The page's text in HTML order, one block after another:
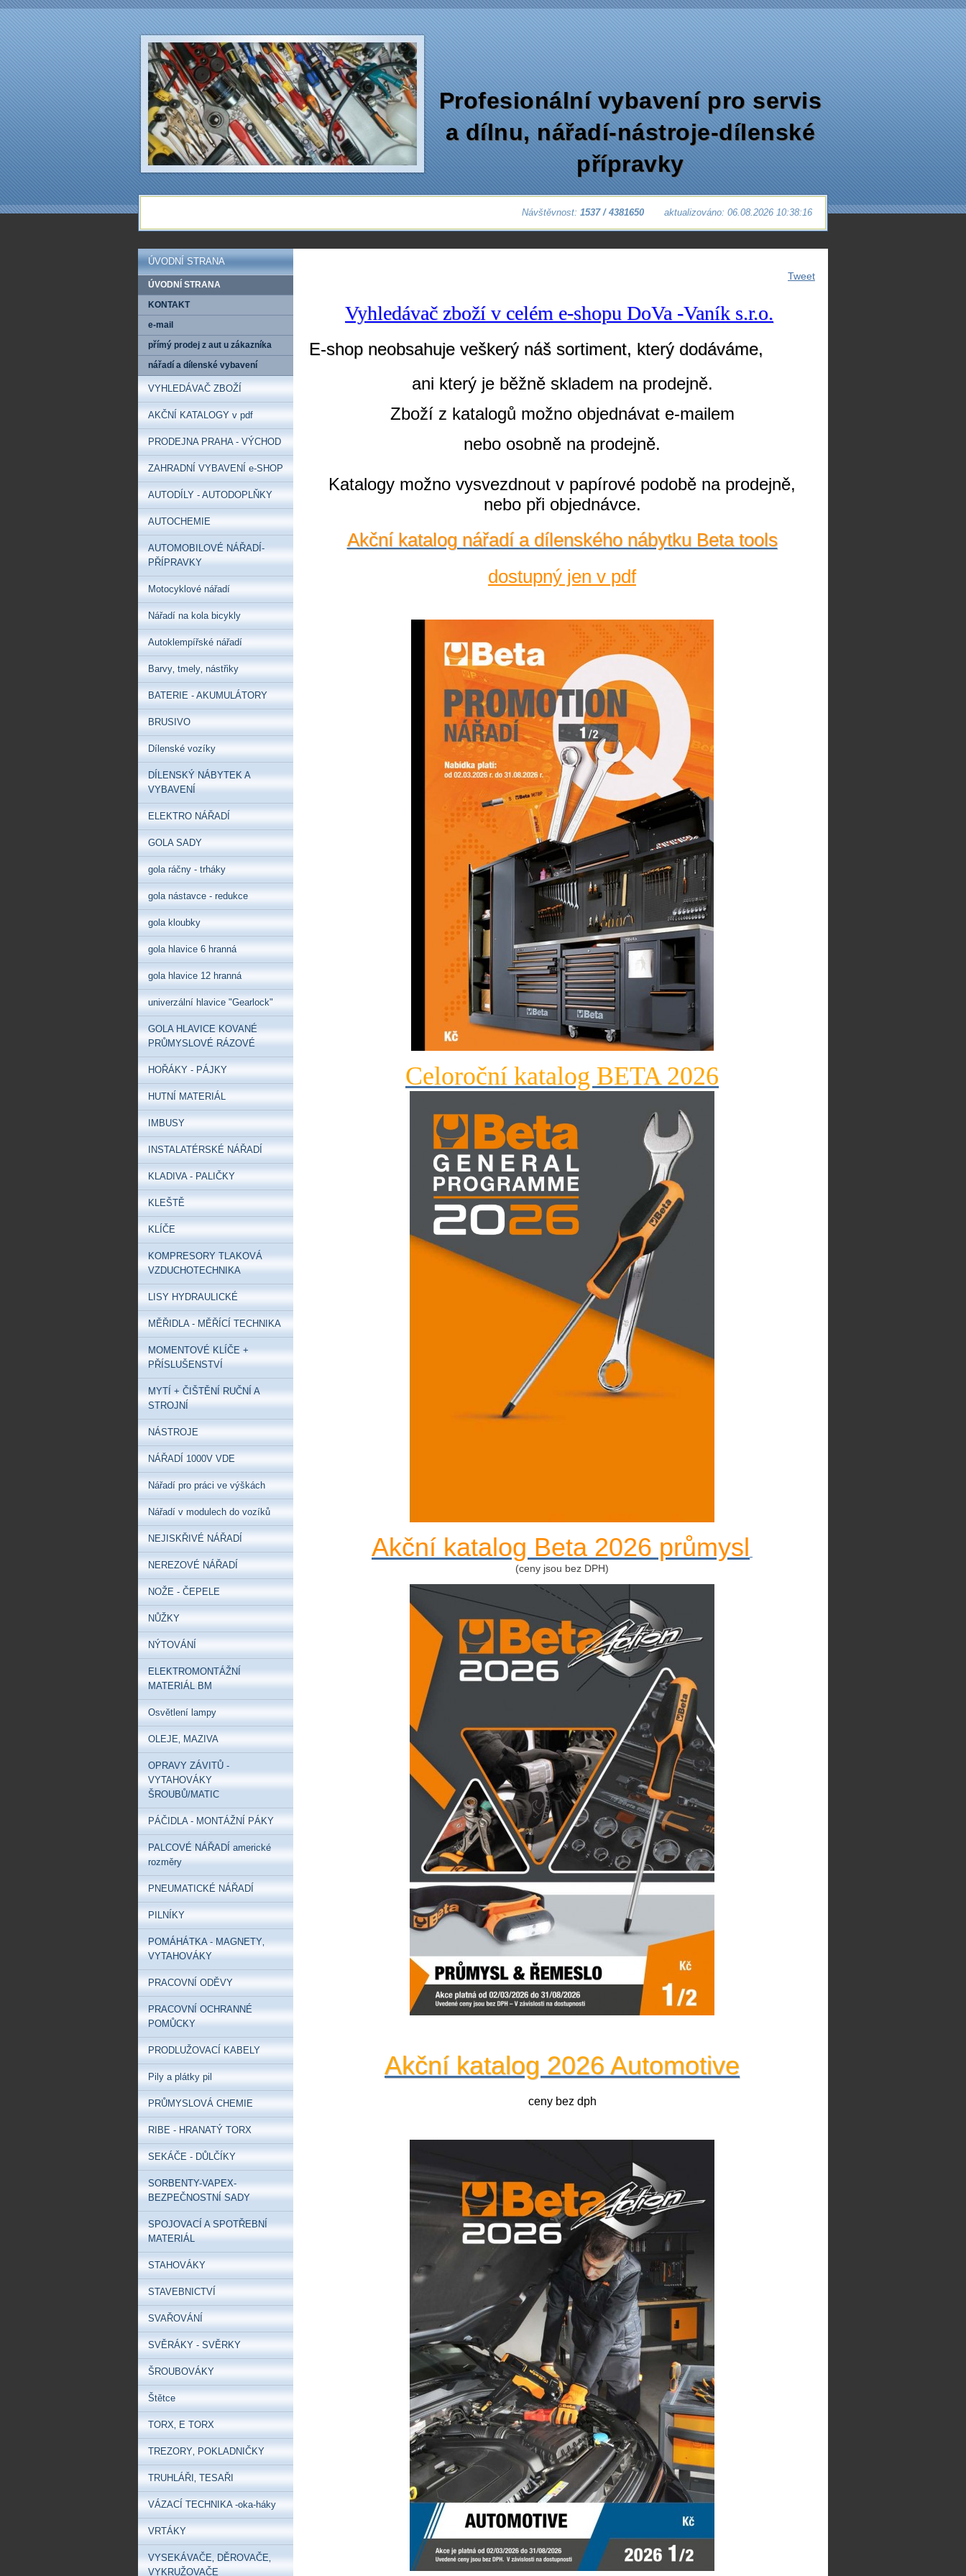
Profesionální vybavení pro servis
a dílnu‚ nářadí-nástroje-dílenské
přípravky
Návštěvnost: 1537 / 4381650 aktualizováno: 06.08.2026 10:38:16
Tweet
Vyhledávač zboží v celém e-shopu DoVa -Vaník s.r.o.
E-shop neobsahuje veškerý náš sortiment, který dodáváme,
ani který je běžně skladem na prodejně.
Zboží z katalogů možno objednávat e-mailem
nebo osobně na prodejně.
Katalogy možno vysvezdnout v papírové podobě na prodejně,
nebo při objednávce.
Akční katalog nářadí a dílenského nábytku Beta tools
dostupný jen v pdf
Celoroční katalog BETA 2026
Akční katalog Beta 2026 průmysl
(ceny jsou bez DPH)
Akční katalog 2026 Automotive
ceny bez dph
ÚVODNÍ STRANA
ÚVODNÍ STRANA
KONTAKT
e-mail
přímý prodej z aut u zákazníka
nářadí a dílenské vybavení
VYHLEDÁVAČ ZBOŽÍ
AKČNÍ KATALOGY v pdf
PRODEJNA PRAHA - VÝCHOD
ZAHRADNÍ VYBAVENÍ e-SHOP
AUTODÍLY - AUTODOPLŇKY
AUTOCHEMIE
AUTOMOBILOVÉ NÁŘADÍ-
PŘÍPRAVKY
Motocyklové nářadí
Nářadí na kola bicykly
Autoklempířské nářadí
Barvy‚ tmely‚ nástřiky
BATERIE - AKUMULÁTORY
BRUSIVO
Dílenské vozíky
DÍLENSKÝ NÁBYTEK A
VYBAVENÍ
ELEKTRO NÁŘADÍ
GOLA SADY
gola ráčny - trháky
gola nástavce - redukce
gola kloubky
gola hlavice 6 hranná
gola hlavice 12 hranná
univerzální hlavice "Gearlock"
GOLA HLAVICE KOVANÉ
PRŮMYSLOVÉ RÁZOVÉ
HOŘÁKY - PÁJKY
HUTNÍ MATERIÁL
IMBUSY
INSTALATÉRSKÉ NÁŘADÍ
KLADIVA - PALIČKY
KLEŠTĚ
KLÍČE
KOMPRESORY TLAKOVÁ
VZDUCHOTECHNIKA
LISY HYDRAULICKÉ
MĚŘIDLA - MĚŘÍCÍ TECHNIKA
MOMENTOVÉ KLÍČE +
PŘÍSLUŠENSTVÍ
MYTÍ + ČIŠTĚNÍ RUČNÍ A
STROJNÍ
NÁSTROJE
NÁŘADÍ 1000V VDE
Nářadí pro práci ve výškách
Nářadí v modulech do vozíků
NEJISKŘIVÉ NÁŘADÍ
NEREZOVÉ NÁŘADÍ
NOŽE - ČEPELE
NŮŽKY
NÝTOVÁNÍ
ELEKTROMONTÁŽNÍ
MATERIÁL BM
Osvětlení lampy
OLEJE‚ MAZIVA
OPRAVY ZÁVITŮ -
VYTAHOVÁKY
ŠROUBŮ/MATIC
PÁČIDLA - MONTÁŽNÍ PÁKY
PALCOVÉ NÁŘADÍ americké
rozměry
PNEUMATICKÉ NÁŘADÍ
PILNÍKY
POMÁHÁTKA - MAGNETY‚
VYTAHOVÁKY
PRACOVNÍ ODĚVY
PRACOVNÍ OCHRANNÉ
POMŮCKY
PRODLUŽOVACÍ KABELY
Pily a plátky pil
PRŮMYSLOVÁ CHEMIE
RIBE - HRANATÝ TORX
SEKÁČE - DŮLČÍKY
SORBENTY-VAPEX-
BEZPEČNOSTNÍ SADY
SPOJOVACÍ A SPOTŘEBNÍ
MATERIÁL
STAHOVÁKY
STAVEBNICTVÍ
SVAŘOVÁNÍ
SVĚRÁKY - SVĚRKY
ŠROUBOVÁKY
Štětce
TORX‚ E TORX
TREZORY‚ POKLADNIČKY
TRUHLÁŘI‚ TESAŘI
VÁZACÍ TECHNIKA -oka-háky
VRTÁKY
VYSEKÁVAČE‚ DĚROVAČE‚
VYKRUŽOVAČE